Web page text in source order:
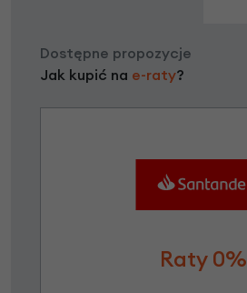
Dostępne propozycje
Jak kupić na e-raty?
Raty 0%